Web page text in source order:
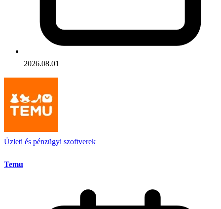
2026.08.01
Üzleti és pénzügyi szoftverek
Temu